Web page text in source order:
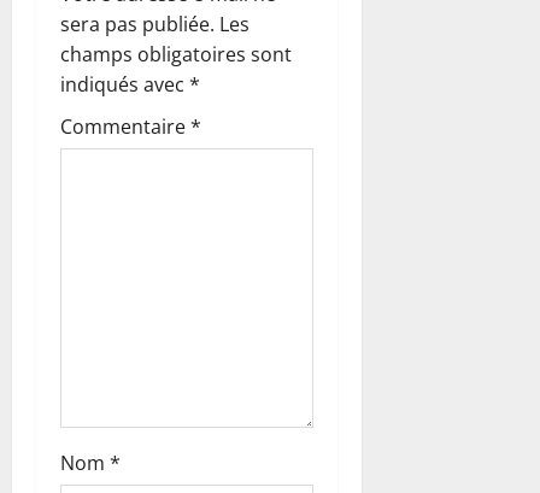
n
d
’
l
sera pas publiée. Les
champs obligatoires sont
indiqués avec *
Commentaire*
Nom *